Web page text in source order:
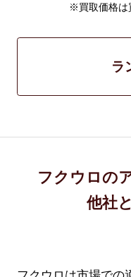
※買取価格は
ラ
フクウロの
他社